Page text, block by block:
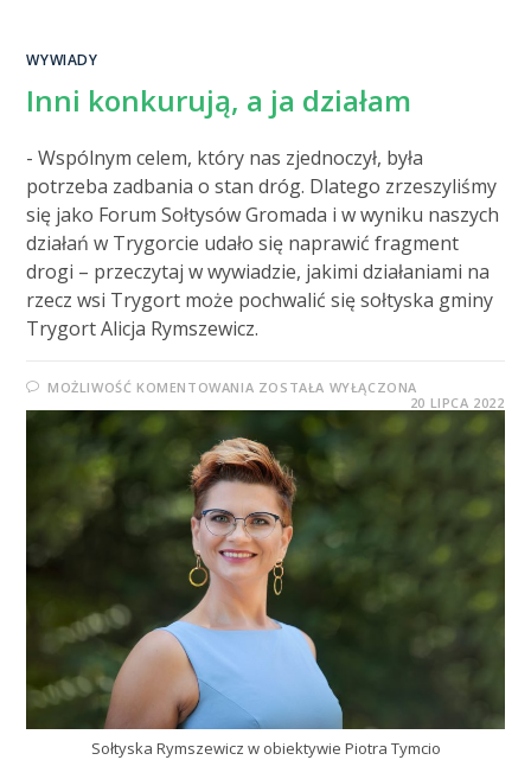
WYWIADY
Inni konkurują, a ja działam
- Wspólnym celem, który nas zjednoczył, była
potrzeba zadbania o stan dróg. Dlatego zrzeszyliśmy
się jako Forum Sołtysów Gromada i w wyniku naszych
działań w Trygorcie udało się naprawić fragment
drogi – przeczytaj w wywiadzie, jakimi działaniami na
rzecz wsi Trygort może pochwalić się sołtyska gminy
Trygort Alicja Rymszewicz.
MOŻLIWOŚĆ KOMENTOWANIA ZOSTAŁA WYŁĄCZONA
20 LIPCA 2022
Sołtyska Rymszewicz w obiektywie Piotra Tymcio